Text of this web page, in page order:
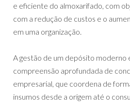
e eficiente do almoxarifado, com
com a redução de custos e o
em uma organização.
A gestão de um depósito moderno
compreensão aprofundada de
empresarial, que coordena de
insumos desde a origem até o